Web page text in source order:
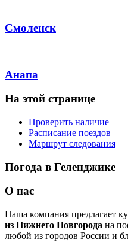
Смоленск
Анапа
На этой странице
Проверить наличие
Расписание поездов
Маршрут следования
Погода в Геленджике
О нас
Наша компания предлагает
из Нижнего Новгорода на
любой из городов России и